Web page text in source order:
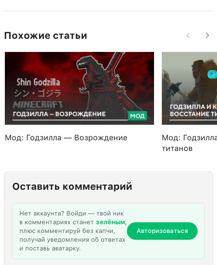
Похожие статьи
Мод: Годзилла — Возрождение
Мод:
титанов
Оставить комментарий
Нет аккаунта? Войди — твой ник
в комментариях станет зелёным,
плюс комментируй без капчи,
получай уведомления об ответах
и поставь аватарку.
Авторизоваться